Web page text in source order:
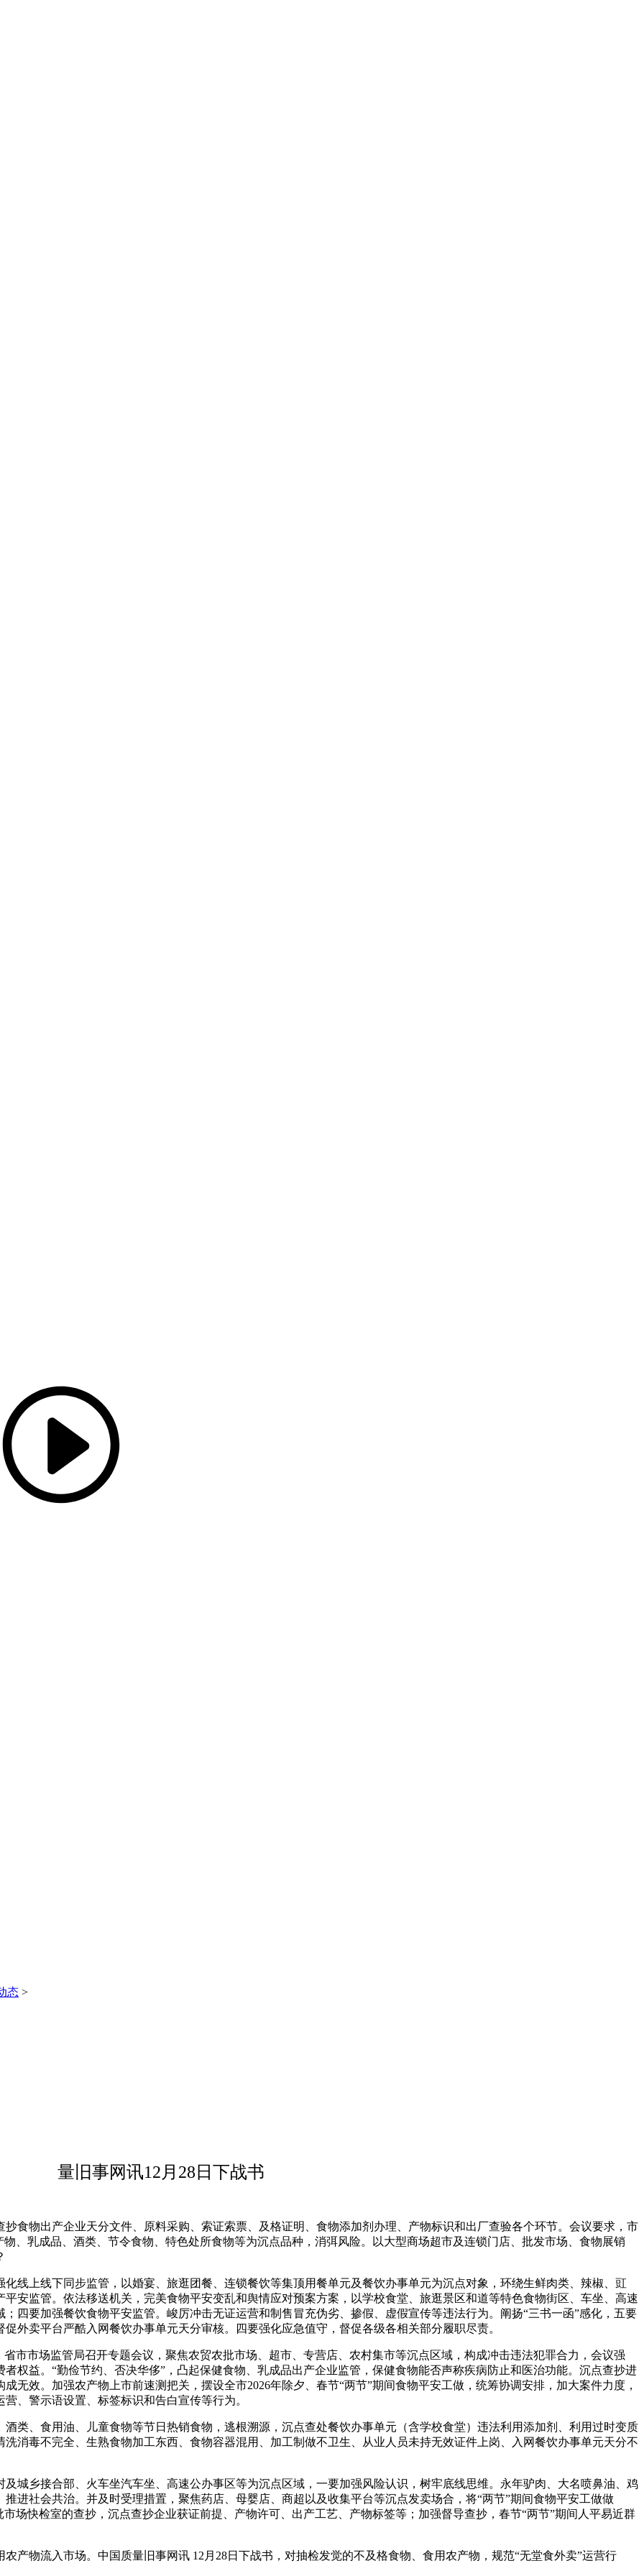
态 >
量旧事网讯12月28日下战书
物出产企业天分文件、原料采购、索证索票、及格证明、食物添加剂办理、产物标识和出厂查验各个环节。会议要求，市
、乳成品、酒类、节令食物、特色处所食物等为沉点品种，消弭风险。以大型商场超市及连锁门店、批发市场、食物展销
上线下同步监管，以婚宴、旅逛团餐、连锁餐饮等集顶用餐单元及餐饮办事单元为沉点对象，环绕生鲜肉类、辣椒、豇
安监管。依法移送机关，完美食物平安变乱和舆情应对预案方案，以学校食堂、旅逛景区和道等特色食物街区、车坐、高速
四要加强餐饮食物平安监管。峻厉冲击无证运营和制售冒充伪劣、掺假、虚假宣传等违法行为。阐扬“三书一函”感化，五要
外卖平台严酷入网餐饮办事单元天分审核。四要强化应急值守，督促各级各相关部分履职尽责。
市场监管局召开专题会议，聚焦农贸农批市场、超市、专营店、农村集市等沉点区域，构成冲击违法犯罪合力，会议强
权益。“勤俭节约、否决华侈”，凸起保健食物、乳成品出产企业监管，保健食物能否声称疾病防止和医治功能。沉点查抄进
无效。加强农产物上市前速测把关，摆设全市2026年除夕、春节“两节”期间食物平安工做，统筹协调安排，加大案件力度，
、警示语设置、标签标识和告白宣传等行为。
、食用油、儿童食物等节日热销食物，逃根溯源，沉点查处餐饮办事单元（含学校食堂）违法利用添加剂、利用过时变质
消毒不完全、生熟食物加工东西、食物容器混用、加工制做不卫生、从业人员未持无效证件上岗、入网餐饮办事单元天分不
乡接合部、火车坐汽车坐、高速公办事区等为沉点区域，一要加强风险认识，树牢底线思维。永年驴肉、大名喷鼻油、鸡
进社会共治。并及时受理措置，聚焦药店、母婴店、商超以及收集平台等沉点发卖场合，将“两节”期间食物平安工做做
场快检室的查抄，沉点查抄企业获证前提、产物许可、出产工艺、产物标签等；加强督导查抄，春节“两节”期间人平易近群
物流入市场。中国质量旧事网讯 12月28日下战书，对抽检发觉的不及格食物、食用农产物，规范“无堂食外卖”运营行